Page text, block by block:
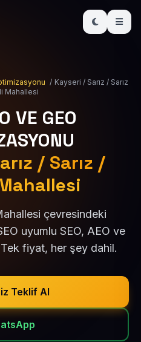
/ Kayseri / Sarız / Sarız
Mahallesi
VE GEO
/ Sarız /
çevresindeki
uyumlu SEO, AEO ve
fiyat, her şey dahil.
Teklif Al